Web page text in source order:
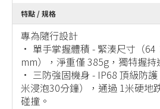
特點 / 規格
專為隨行設計
• 單手掌握體積 - 緊湊尺寸（
mm），淨重僅 385g，獨特握持
• 三防強固機身 - IP68 頂級防
米浸泡30分鐘），通過 1米硬地
碰撞。